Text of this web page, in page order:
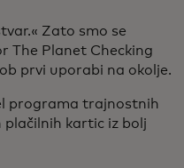
Zato smo se
The Planet Checking
prvi uporabi na okolje.
programa trajnostnih
plačilnih kartic iz bolj